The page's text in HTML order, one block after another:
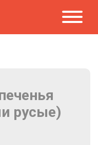
русые)